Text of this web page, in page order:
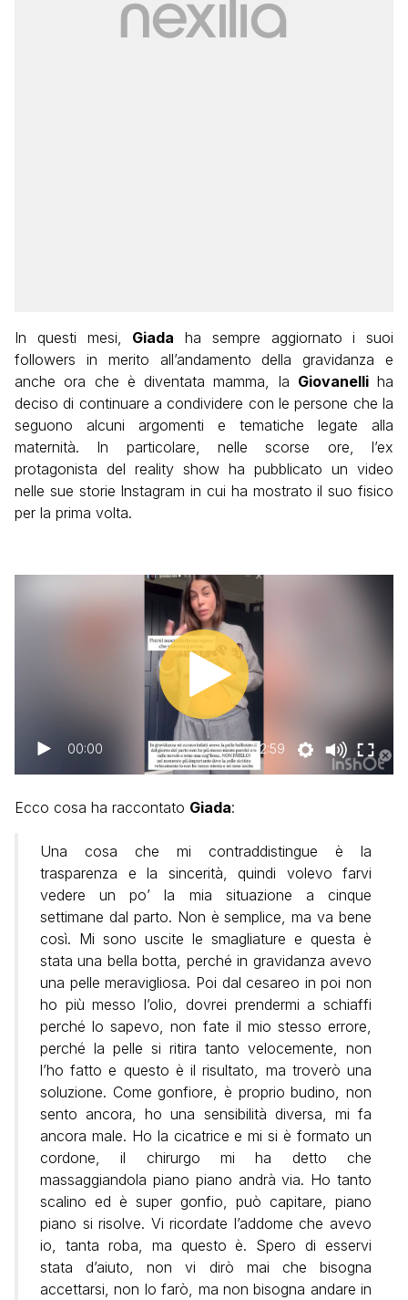
In questi mesi, Giada ha sempre aggiornato i suoi
followers in merito all’andamento della gravidanza e
anche ora che è diventata mamma, la Giovanelliha
deciso di continuare a condividere con le persone che la
seguono alcuni argomenti e tematiche legate alla
maternità. In particolare, nelle scorse ore, l’ex
protagonista del reality show ha pubblicato un video
nelle sue storie Instagram in cui ha mostrato il suo fisico
per la prima volta.
00:00 02:59
Ecco cosa ha raccontato Giada:
Una cosa che mi contraddistingue è la
trasparenza e la sincerità, quindi volevo farvi
vedere un po’ la mia situazione a cinque
settimane dal parto. Non è semplice, ma va bene
così. Mi sono uscite le smagliature e questa è
stata una bella botta, perché in gravidanza avevo
una pelle meravigliosa. Poi dal cesareo in poi non
ho più messo l’olio, dovrei prendermi a schiaffi
perché lo sapevo, non fate il mio stesso errore,
perché la pelle si ritira tanto velocemente, non
l’ho fatto e questo è il risultato, ma troverò una
soluzione. Come gonfiore, è proprio budino, non
sento ancora, ho una sensibilità diversa, mi fa
ancora male. Ho la cicatrice e mi si è formato un
cordone, il chirurgo mi ha detto che
massaggiandola piano piano andrà via. Ho tanto
scalino ed è super gonfio, può capitare, piano
piano si risolve. Vi ricordate l’addome che avevo
io, tanta roba, ma questo è. Spero di esservi
stata d’aiuto, non vi dirò mai che bisogna
accettarsi, non lo farò, ma non bisogna andare in